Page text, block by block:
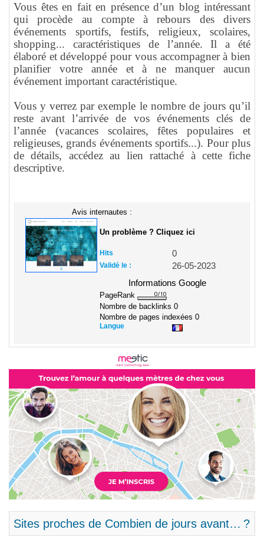
Vous êtes en fait en présence d’un blog intéressant
qui procède au compte à rebours des divers
événements sportifs, festifs, religieux, scolaires,
shopping... caractéristiques de l’année. Il a été
élaboré et développé pour vous accompagner à bien
planifier votre année et à ne manquer aucun
événement important caractéristique.
Vous y verrez par exemple le nombre de jours qu’il
reste avant l’arrivée de vos événements clés de
l’année (vacances scolaires, fêtes populaires et
religieuses, grands événements sportifs...). Pour plus
de détails, accédez au lien rattaché à cette fiche
descriptive.
Avis internautes :
Un problème ? Cliquez ici
Hits 0
Validé le :
26-05-2023
Informations Google
PageRank
Nombre de backlinks 0
Nombre de pages indexées 0
Langue
Sites proches de Combien de jours avant… ?